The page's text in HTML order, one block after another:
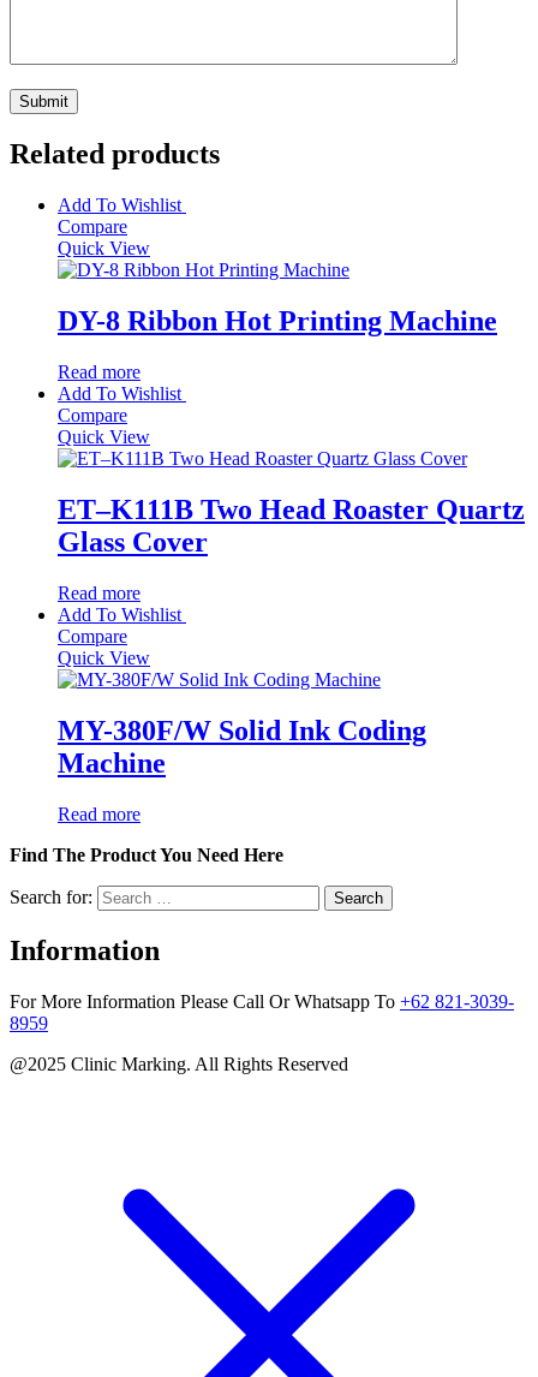
Related products
Add To Wishlist
Compare
Quick View
DY-8 Ribbon Hot Printing Machine​
Read more
Add To Wishlist
Compare
Quick View
ET–K111B Two Head Roaster Quartz
Glass Cover​
Read more
Add To Wishlist
Compare
Quick View
MY-380F/W Solid Ink Coding
Machine​
Read more
Find The Product You Need Here
Search for:
Information
For More Information Please Call Or Whatsapp To +62 821-3039-
8959
@2025 Clinic Marking. All Rights Reserved